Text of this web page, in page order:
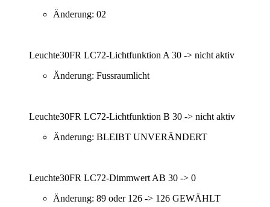
Änderung: 02
Leuchte30FR LC72-Lichtfunktion A 30 -> nicht aktiv
Änderung: Fussraumlicht
Leuchte30FR LC72-Lichtfunktion B 30 -> nicht aktiv
Änderung: BLEIBT UNVERÄNDERT
Leuchte30FR LC72-Dimmwert AB 30 -> 0
Änderung: 89 oder 126 -> 126 GEWÄHLT